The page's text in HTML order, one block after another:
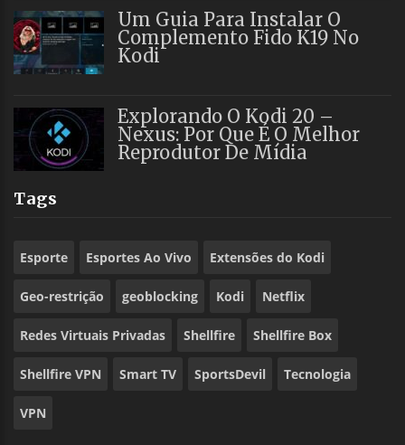
Um Guia Para Instalar O
Complemento Fido K19 No
Kodi
Explorando O Kodi 20 –
Nexus: Por Que É O Melhor
Reprodutor De Mídia
Tags
Esporte Esportes Ao Vivo Extensões do Kodi
Geo-restrição geoblocking Kodi Netflix
Redes Virtuais Privadas Shellfire Shellfire Box
Shellfire VPN Smart TV SportsDevil Tecnologia
VPN